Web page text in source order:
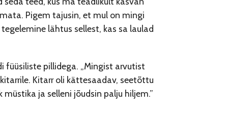
Pigem tajusin, et mul on mingi
lähtus sellest, kas sa laulad
füüsiliste pillidega. „Mingist arvutist
Kitarr oli kättesaadav, seetõttu
ja selleni jõudsin palju hiljem.”